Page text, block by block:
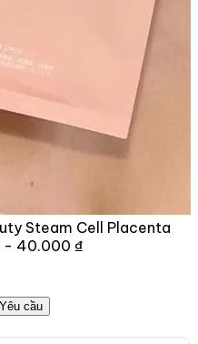
Steam Cell Placenta
- 40.000 ₫
Yêu cầu